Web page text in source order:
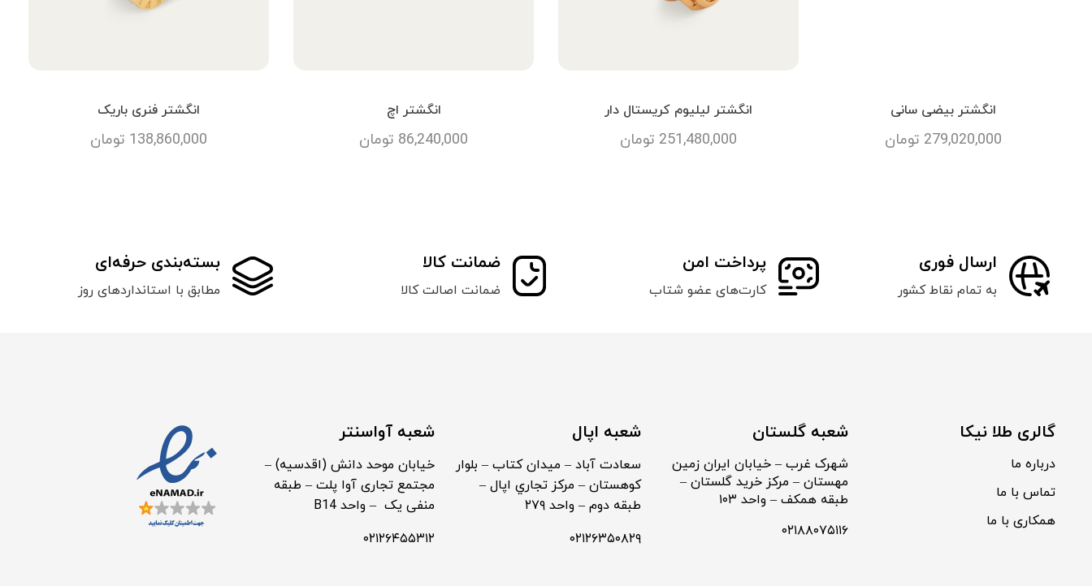
انگشتر بیضی سانی
279,020,000 تومان
انگشتر لیلیوم کریستال دار
251,480,000 تومان
انگشتر اچ
86,240,000 تومان
انگشتر فنری باریک
138,860,000 تومان
ارسال فوری
به تمام نقاط کشور
پرداخت امن
کارت‌های عضو شتاب
ضمانت کالا
ضمانت اصالت کالا
بسته‌بندی حرفه‌ای
مطابق با استانداردهای روز
گالری طلا نیکا
درباره ما
تماس با ما
همکاری با ما
شعبه گلستان
شهرک غرب – خیابان ایران زمین
مهستان – مرکز خرید گلستان –
طبقه همکف – واحد ۱۰۳
۰۲۱۸۸۰۷۵۱۱۶
شعبه اپال
سعادت آباد – ميدان كتاب – بلوار
كوهستان – مركز تجاري اپال –
طبقه دوم – واحد ۲۷۹
۰۲۱۲۶۳۵۰۸۲۹
شعبه آواسنتر
خیابان موحد دانش (اقدسیه) –
مجتمع تجاری آوا پلت – طبقه
منفی یک – واحد B14
۰۲۱۲۶۴۵۵۳۱۲